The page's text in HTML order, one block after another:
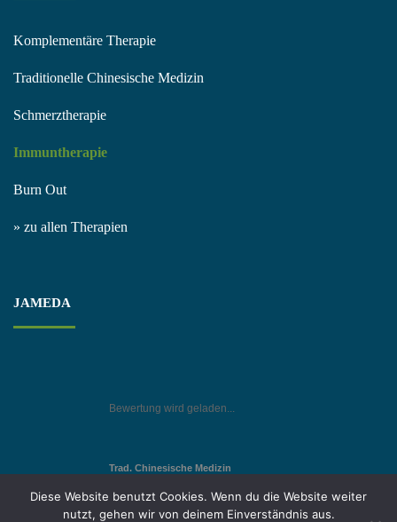
Komplementäre Therapie
Traditionelle Chinesische Medizin
Schmerztherapie
Immuntherapie
Burn Out
» zu allen Therapien
JAMEDA
Bewertung wird geladen...
Trad. Chinesische Medizin
Diese Website benutzt Cookies. Wenn du die Website weiter
nutzt, gehen wir von deinem Einverständnis aus.